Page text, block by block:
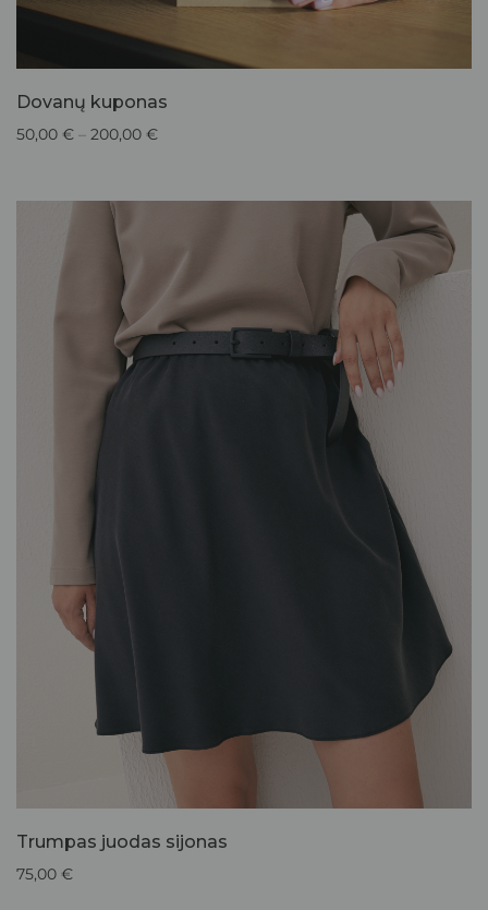
Dovanų kuponas
50,00 € – 200,00 €
Trumpas juodas sijonas
75,00 €